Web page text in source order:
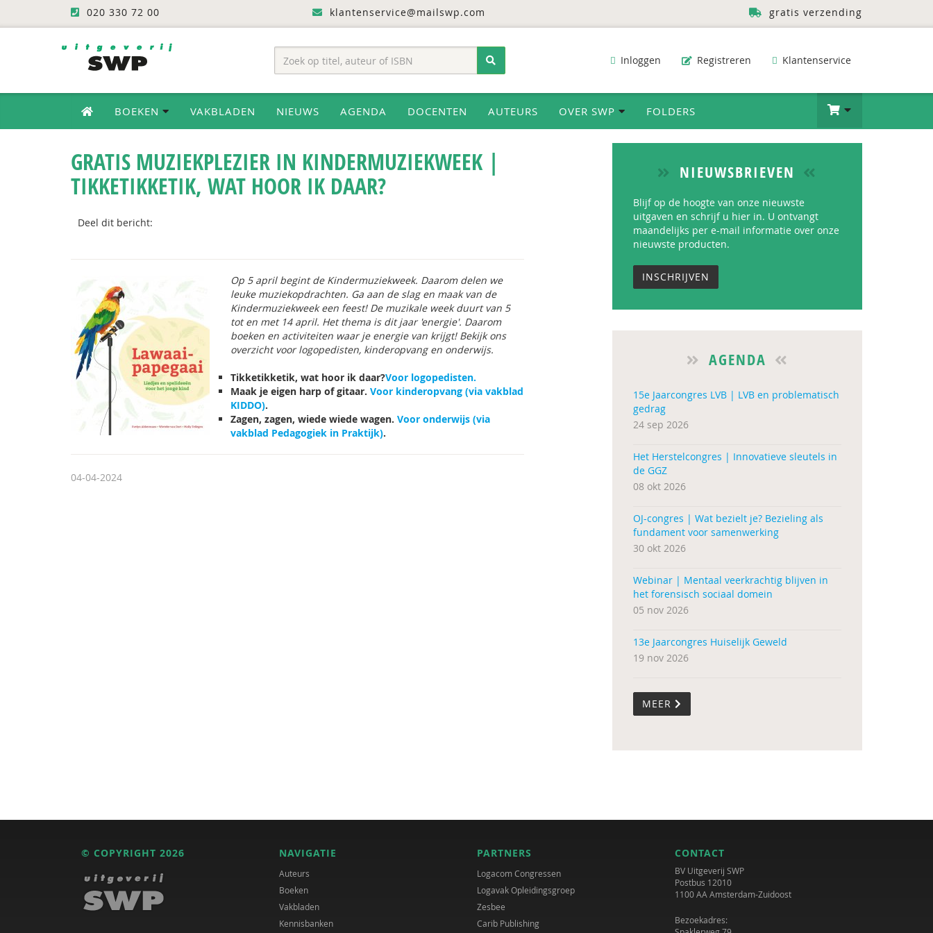
020 330 72 00 klantenservice@mailswp.com gratis verzending
Inloggen Registreren Klantenservice
BOEKEN VAKBLADEN NIEUWS AGENDA DOCENTEN AUTEURS OVER SWP FOLDERS
GRATIS MUZIEKPLEZIER IN KINDERMUZIEKWEEK |
TIKKETIKKETIK, WAT HOOR IK DAAR?
Deel dit bericht:
Op 5 april begint de Kindermuziekweek. Daarom delen we
leuke muziekopdrachten. Ga aan de slag en maak van de
Kindermuziekweek een feest! De muzikale week duurt van 5
tot en met 14 april. Het thema is dit jaar 'energie'. Daarom
boeken en activiteiten waar je energie van krijgt! Bekijk ons
overzicht voor logopedisten, kinderopvang en onderwijs.
Tikketikketik, wat hoor ik daar?Voor logopedisten.
Maak je eigen harp of gitaar. Voor kinderopvang (via vakblad
KIDDO).
Zagen, zagen, wiede wiede wagen​. Voor onderwijs (via
vakblad Pedagogiek in Praktijk).
04-04-2024
NIEUWSBRIEVEN
Blijf op de hoogte van onze nieuwste
uitgaven en schrijf u hier in. U ontvangt
maandelijks per e-mail informatie over onze
nieuwste producten.
INSCHRIJVEN
AGENDA
15e Jaarcongres LVB | LVB en problematisch
gedrag
24 sep 2026
Het Herstelcongres | Innovatieve sleutels in
de GGZ
08 okt 2026
OJ-congres | Wat bezielt je? Bezieling als
fundament voor samenwerking
30 okt 2026
Webinar | Mentaal veerkrachtig blijven in
het forensisch sociaal domein
05 nov 2026
13e Jaarcongres Huiselijk Geweld
19 nov 2026
MEER
© COPYRIGHT 2026 NAVIGATIE
Auteurs
Boeken
Vakbladen
Kennisbanken
PARTNERS
Logacom Congressen
Logavak Opleidingsgroep
Zesbee
Carib Publishing
CONTACT
BV Uitgeverij SWP
Postbus 12010
1100 AA Amsterdam-Zuidoost
Bezoekadres: